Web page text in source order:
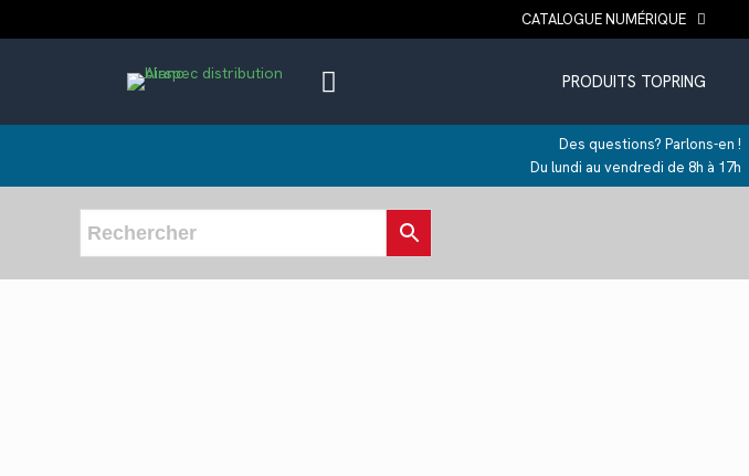
CATALOGUE NUMÉRIQUE
PRODUITS TOPRING
Des questions? Parlons-en !
Du lundi au vendredi de 8h à 17h